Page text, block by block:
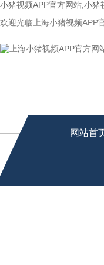
小猪视频APP官方网站,小
欢迎光临上海小猪视频APP官
网站首